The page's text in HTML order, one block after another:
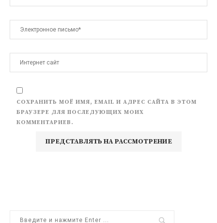
СОХРАНИТЬ МОЁ ИМЯ, EMAIL И АДРЕС САЙТА В ЭТОМ
БРАУЗЕРЕ ДЛЯ ПОСЛЕДУЮЩИХ МОИХ
КОММЕНТАРИЕВ.